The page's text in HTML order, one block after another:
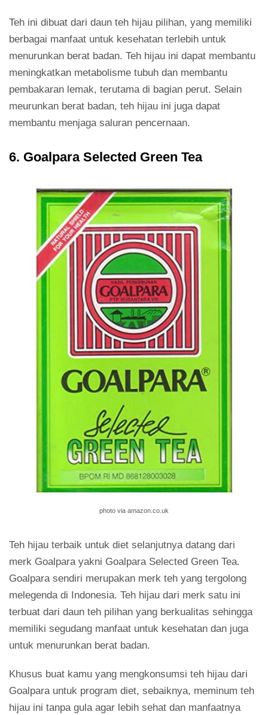
Teh ini dibuat dari daun teh hijau pilihan, yang memiliki
berbagai manfaat untuk kesehatan terlebih untuk
menurunkan berat badan. Teh hijau ini dapat membantu
meningkatkan metabolisme tubuh dan membantu
pembakaran lemak, terutama di bagian perut. Selain
meurunkan berat badan, teh hijau ini juga dapat
membantu menjaga saluran pencernaan.
6. Goalpara Selected Green Tea
photo via amazon.co.uk
Teh hijau terbaik untuk diet selanjutnya datang dari
merk Goalpara yakni Goalpara Selected Green Tea.
Goalpara sendiri merupakan merk teh yang tergolong
melegenda di Indonesia. Teh hijau dari merk satu ini
terbuat dari daun teh pilihan yang berkualitas sehingga
memiliki segudang manfaat untuk kesehatan dan juga
untuk menurunkan berat badan.
Khusus buat kamu yang mengkonsumsi teh hijau dari
Goalpara untuk program diet, sebaiknya, meminum teh
hijau ini tanpa gula agar lebih sehat dan manfaatnya